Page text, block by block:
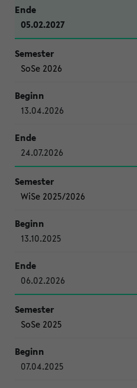
05.02.2027
SoSe 2026
13.04.2026
24.07.2026
WiSe 2025/2026
13.10.2025
06.02.2026
SoSe 2025
07.04.2025